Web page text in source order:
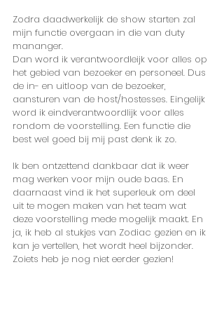
Zodra daadwerkelijk de show starten zal
mijn functie overgaan in die van duty
mananger.
Dan word ik verantwoordleijk voor alles op
het gebied van bezoeker en personeel. Dus
de in- en uitloop van de bezoeker,
aansturen van de host/hostesses. Eingelijk
word ik eindverantwoordlijk voor alles
rondom de voorstelling. Een functie die
best wel goed bij mij past denk ik zo.
Ik ben ontzettend dankbaar dat ik weer
mag werken voor mijn oude baas. En
daarnaast vind ik het superleuk om deel
uit te mogen maken van het team wat
deze voorstelling mede mogelijk maakt. En
ja, ik heb al stukjes van Zodiac gezien en ik
kan je vertellen, het wordt heel bijzonder.
Zoiets heb je nog niet eerder gezien!